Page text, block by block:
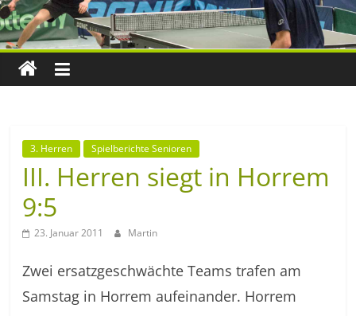
3. Herren Spielberichte Senioren
III. Herren siegt in Horrem
9:5
23. Januar 2011 Martin
Zwei ersatzgeschwächte Teams trafen am
Samstag in Horrem aufeinander. Horrem